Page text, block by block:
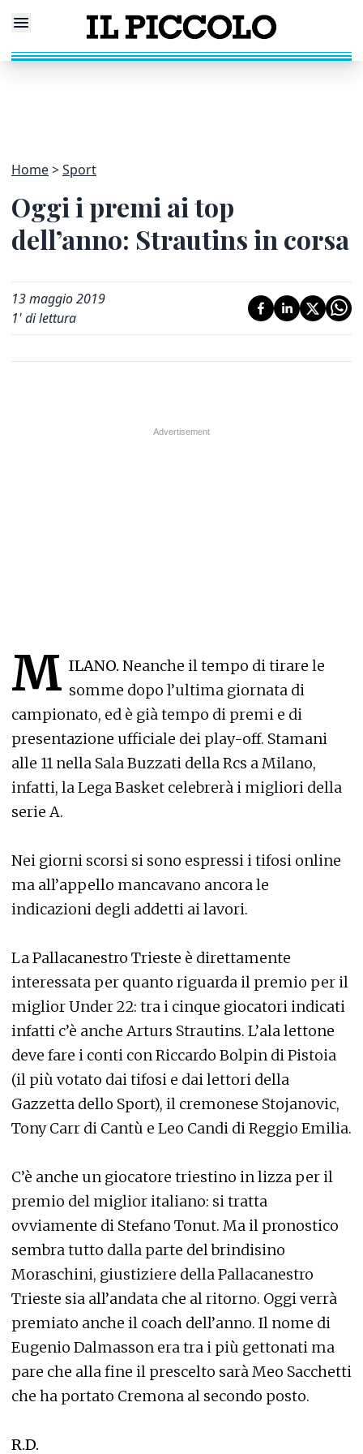
Home Sport
Oggi i premi ai top
dell’anno: Strautins in corsa
13 maggio 2019
1' di lettura
M ILANO. Neanche il tempo di tirare le
somme dopo l’ultima giornata di
campionato, ed è già tempo di premi e di
presentazione ufficiale dei play-off. Stamani
alle 11 nella Sala Buzzati della Rcs a Milano,
infatti, la Lega Basket celebrerà i migliori della
serie A.
Nei giorni scorsi si sono espressi i tifosi online
ma all’appello mancavano ancora le
indicazioni degli addetti ai lavori.
La Pallacanestro Trieste è direttamente
interessata per quanto riguarda il premio per il
miglior Under 22: tra i cinque giocatori indicati
infatti c’è anche Arturs Strautins. L’ala lettone
deve fare i conti con Riccardo Bolpin di Pistoia
(il più votato dai tifosi e dai lettori della
Gazzetta dello Sport), il cremonese Stojanovic,
Tony Carr di Cantù e Leo Candi di Reggio Emilia.
C’è anche un giocatore triestino in lizza per il
premio del miglior italiano: si tratta
ovviamente di Stefano Tonut. Ma il pronostico
sembra tutto dalla parte del brindisino
Moraschini, giustiziere della Pallacanestro
Trieste sia all’andata che al ritorno. Oggi verrà
premiato anche il coach dell’anno. Il nome di
Eugenio Dalmasson era tra i più gettonati ma
pare che alla fine il prescelto sarà Meo Sacchetti
che ha portato Cremona al secondo posto.
R.D.